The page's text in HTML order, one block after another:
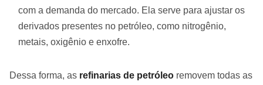
com a demanda do mercado. Ela serve para ajustar os
derivados presentes no petróleo, como nitrogênio,
metais, oxigênio e enxofre.
Dessa forma, as refinarias de petróleo removem todas as